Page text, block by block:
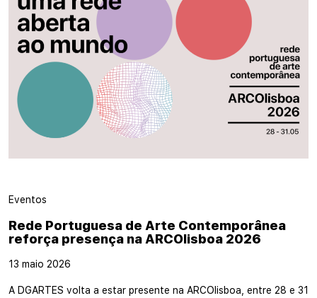
Eventos
Rede Portuguesa de Arte Contemporânea
reforça presença na ARCOlisboa 2026
13 maio 2026
A DGARTES volta a estar presente na ARCOlisboa, entre 28 e 31